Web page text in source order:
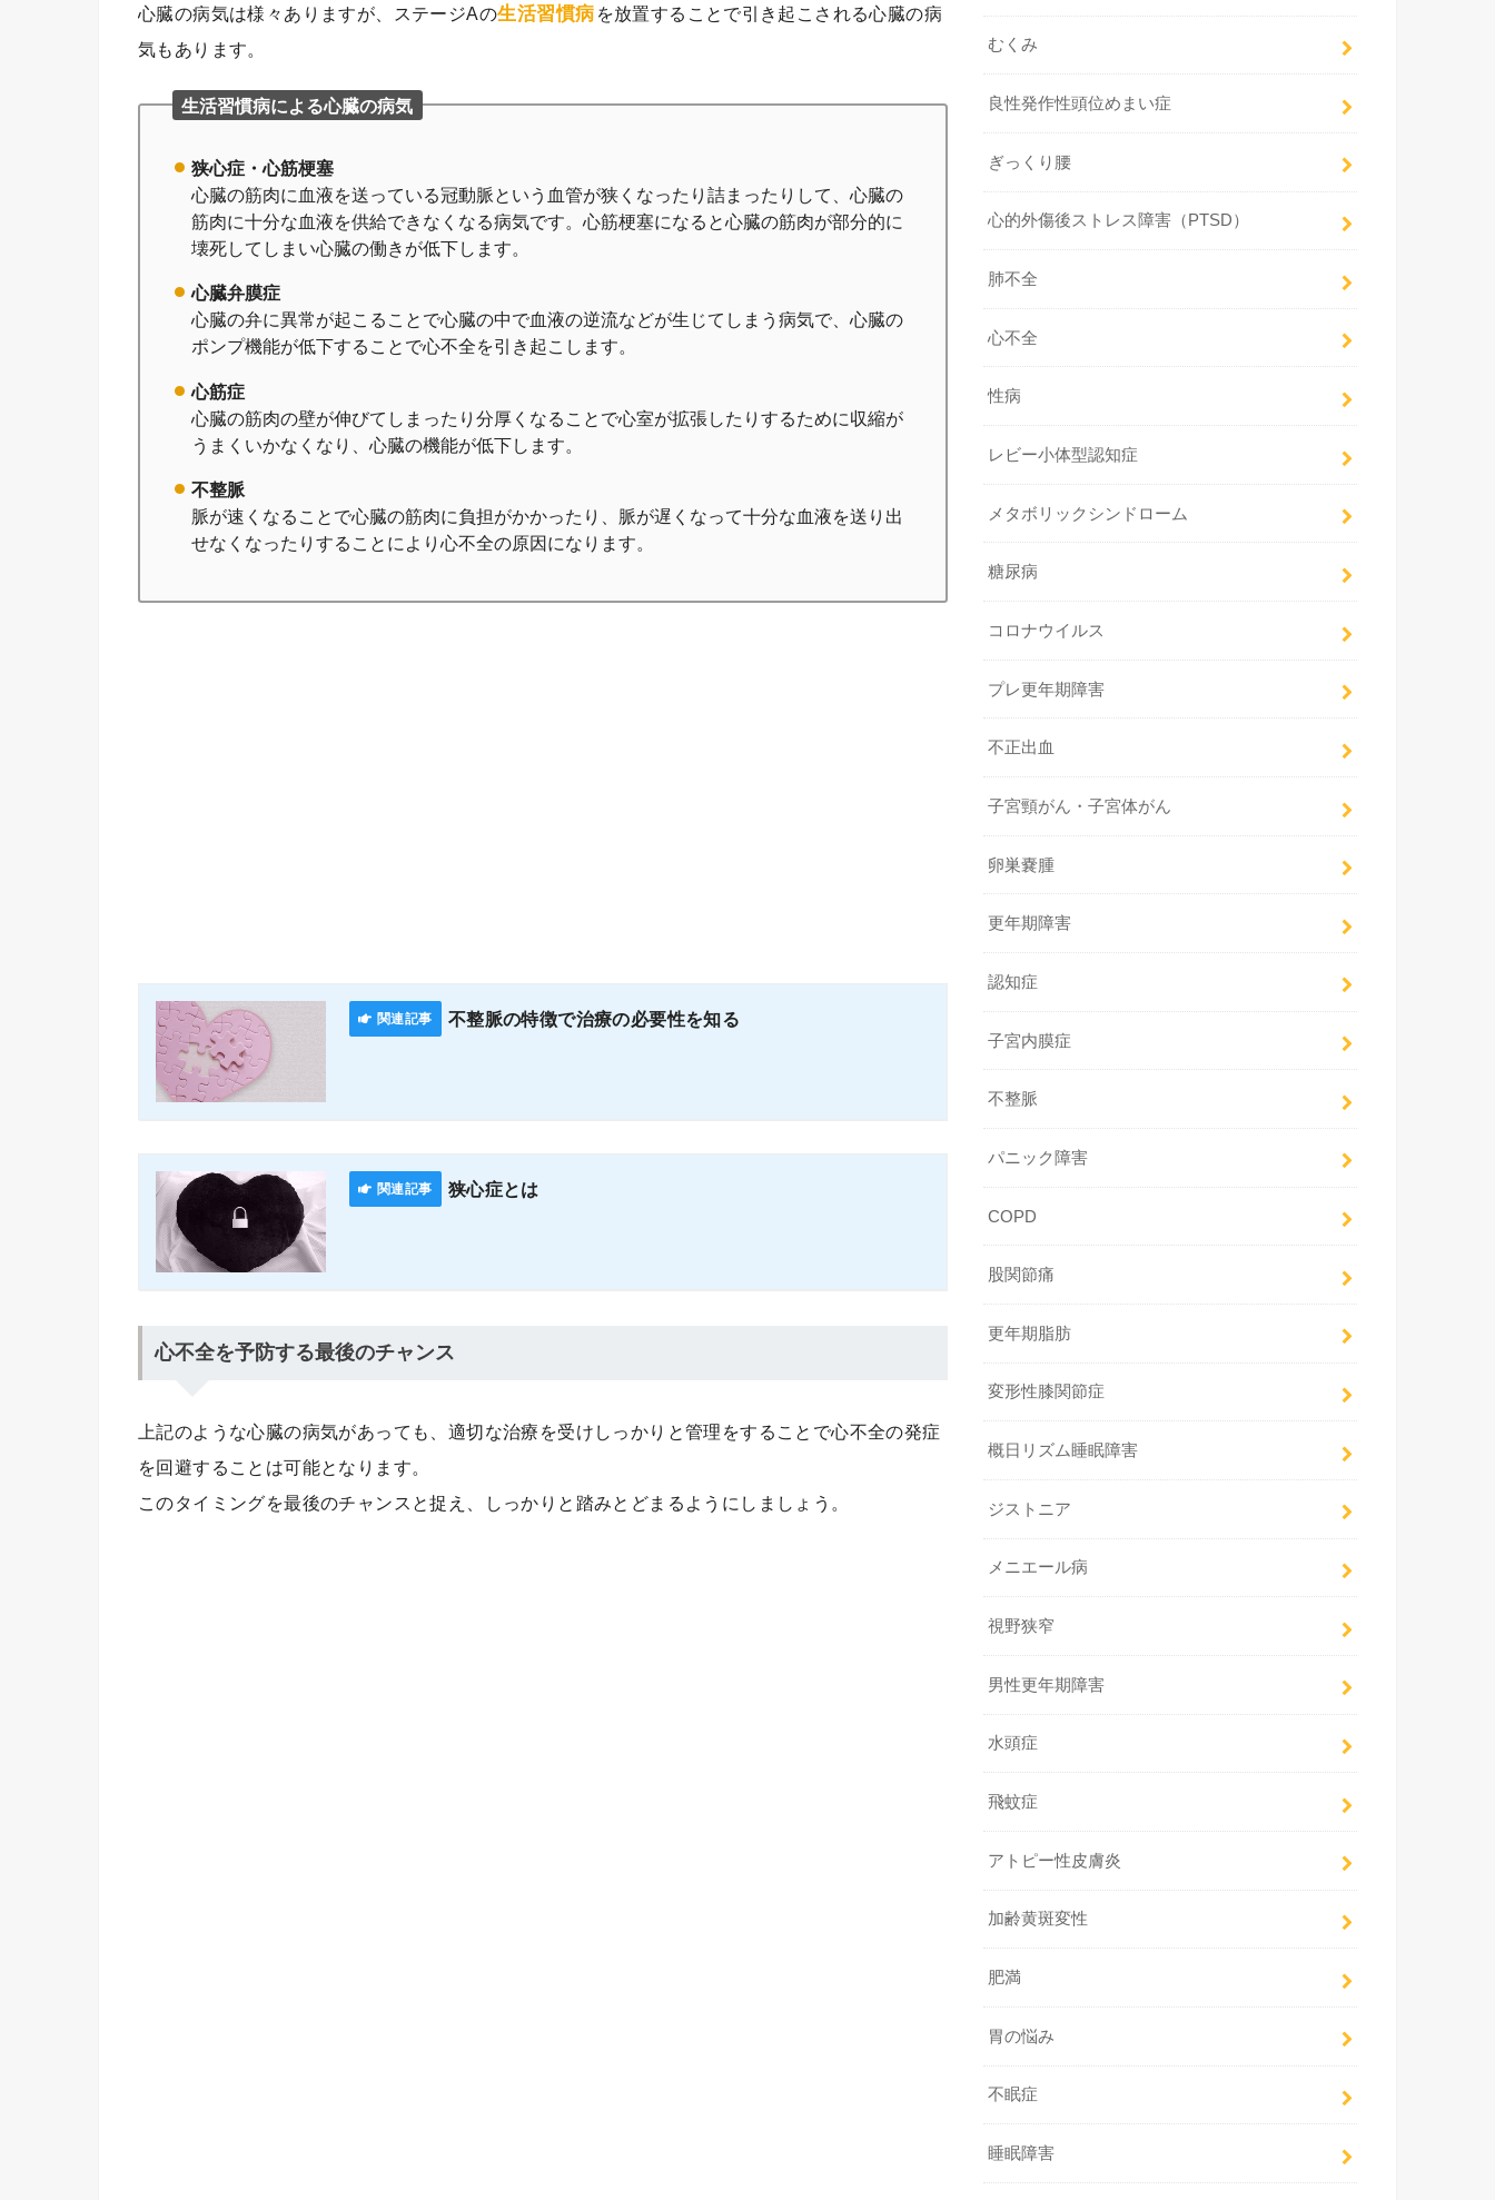
心臓の病気は様々ありますが、ステージAの生活習慣病 を放置することで引き起こされる心臓の病
気もあります。
生活習慣病による心臓の病気
狭心症・心筋梗塞
心臓の筋肉に血液を送っている冠動脈という血管が狭くなったり詰まったりして、心臓の
筋肉に十分な血液を供給できなくなる病気です。心筋梗塞になると心臓の筋肉が部分的に
壊死してしまい心臓の働きが低下します。
心臓弁膜症
心臓の弁に異常が起こることで心臓の中で血液の逆流などが生じてしまう病気で、心臓の
ポンプ機能が低下することで心不全を引き起こします。
心筋症
心臓の筋肉の壁が伸びてしまったり分厚くなることで心室が拡張したりするために収縮が
うまくいかなくなり、心臓の機能が低下します。
不整脈
脈が速くなることで心臓の筋肉に負担がかかったり、脈が遅くなって十分な血液を送り出
せなくなったりすることにより心不全の原因になります。
不整脈の特徴で治療の必要性を知る
狭心症とは
心不全を予防する最後のチャンス
上記のような心臓の病気があっても、適切な治療を受けしっかりと管理をすることで心不全の発症
を回避することは可能となります。
このタイミングを最後のチャンスと捉え、しっかりと踏みとどまるようにしましょう。
むくみ
良性発作性頭位めまい症
ぎっくり腰
心的外傷後ストレス障害（PTSD）
肺不全
心不全
性病
レビー小体型認知症
メタボリックシンドローム
糖尿病
コロナウイルス
プレ更年期障害
不正出血
子宮頸がん・子宮体がん
卵巣嚢腫
更年期障害
認知症
子宮内膜症
不整脈
パニック障害
COPD
股関節痛
更年期脂肪
変形性膝関節症
概日リズム睡眠障害
ジストニア
メニエール病
視野狭窄
男性更年期障害
水頭症
飛蚊症
アトピー性皮膚炎
加齢黄斑変性
肥満
胃の悩み
不眠症
睡眠障害